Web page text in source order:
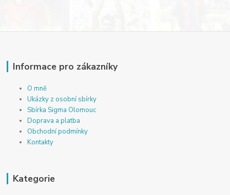
Informace pro zákazníky
O mně
Ukázky z osobní sbírky
Sbírka Sigma Olomouc
Doprava a platba
Obchodní podmínky
Kontakty
Kategorie